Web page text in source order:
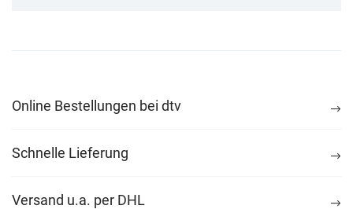
Online Bestellungen bei dtv
Schnelle Lieferung
Versand u.a. per DHL